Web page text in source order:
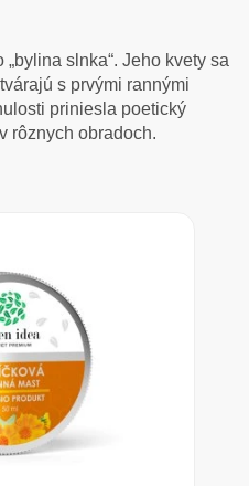
slnka“. Jeho kvety sa
s prvými rannými
priniesla poetický
rôznych obradoch.